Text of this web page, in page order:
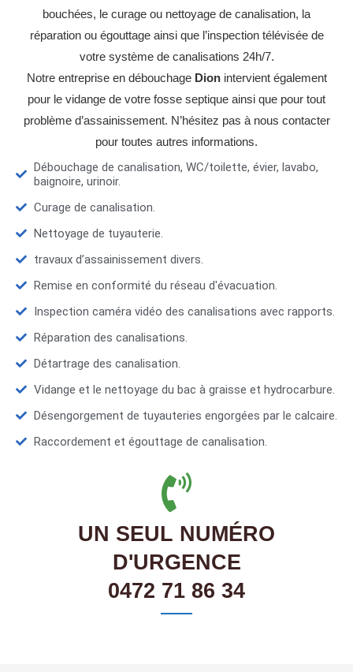
bouchées, le curage ou nettoyage de canalisation, la
réparation ou égouttage ainsi que l’inspection télévisée de
votre système de canalisations 24h/7.
Notre entreprise en débouchage Dionintervient également
pour le vidange de votre fosse septique ainsi que pour tout
problème d’assainissement. N’hésitez pas à nous contacter
pour toutes autres informations.
Débouchage de canalisation, WC/toilette, évier, lavabo,
baignoire, urinoir.
Curage de canalisation.
Nettoyage de tuyauterie.
travaux d’assainissement divers.
Remise en conformité du réseau d'évacuation.
Inspection caméra vidéo des canalisations avec rapports.
Réparation des canalisations.
Détartrage des canalisation.
Vidange et le nettoyage du bac à graisse et hydrocarbure.
Désengorgement de tuyauteries engorgées par le calcaire.
Raccordement et égouttage de canalisation.
UN SEUL NUMÉRO
D'URGENCE
0472 71 86 34